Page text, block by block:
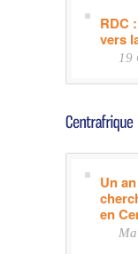
RDC
vers
19
Un
en